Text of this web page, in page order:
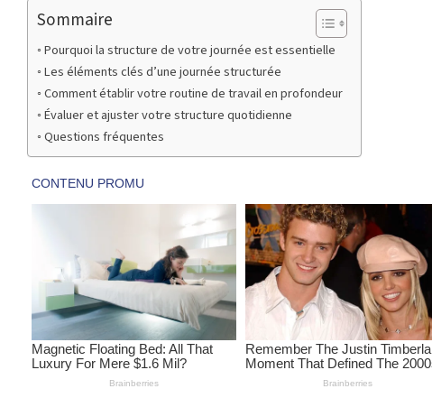
Sommaire
Pourquoi la structure de votre journée est essentielle
Les éléments clés d’une journée structurée
Comment établir votre routine de travail en profondeur
Évaluer et ajuster votre structure quotidienne
Questions fréquentes